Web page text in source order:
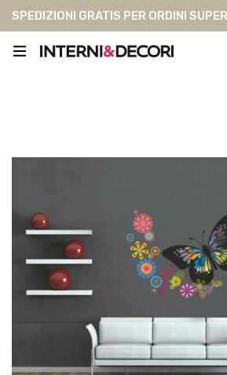
SPEDIZIONI GRATIS PER ORDINI